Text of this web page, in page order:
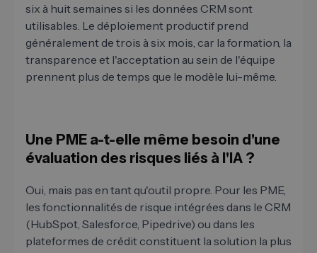
six à huit semaines si les données CRM sont
utilisables. Le déploiement productif prend
généralement de trois à six mois, car la formation, la
transparence et l'acceptation au sein de l'équipe
prennent plus de temps que le modèle lui-même.
Une PME a-t-elle même besoin d'une
évaluation des risques liés à l'IA ?
Oui, mais pas en tant qu'outil propre. Pour les PME,
les fonctionnalités de risque intégrées dans le CRM
(HubSpot, Salesforce, Pipedrive) ou dans les
plateformes de crédit constituent la solution la plus